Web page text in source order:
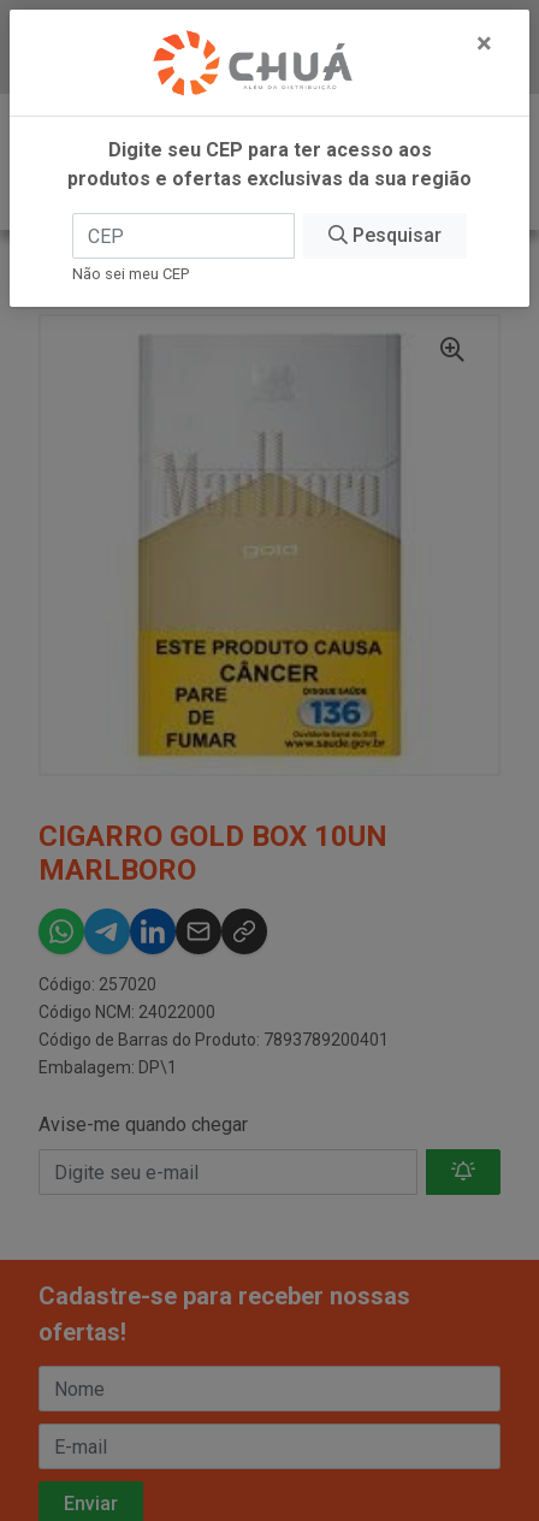
Baixe já nosso APP
0
INÍCIO CIGARRO GOLD BOX 10UN MARLBORO
CIGARRO GOLD BOX 10UN
MARLBORO
Código: 257020
Código NCM: 24022000
Código de Barras do Produto: 7893789200401
Embalagem: DP\1
Avise-me quando chegar
Cadastre-se para receber nossas
ofertas!
×
Digite seu CEP para ter acesso aos
produtos e ofertas exclusivas da sua região
Pesquisar
Não sei meu CEP